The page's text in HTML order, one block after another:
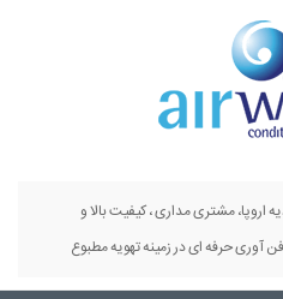
اروپا، مشتری مداری ، کیفیت بالا و
آوری حرفه ای در زمینه تهویه مطبوع